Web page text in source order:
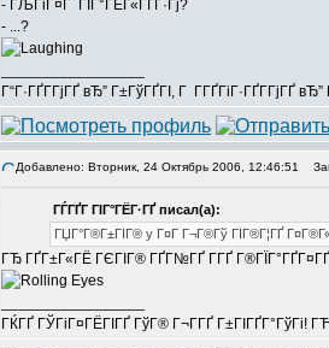
- ГЉГіГ¤Г ГЇГ°ГЁГ«ГҐГ·Гј?
- ...?
Г“Г·ГҐГ­ГјГҐ вЂ” Г±ГўГҐГІ, Г Г­ГҐГіГ·ГҐГ­ГјГҐ
Добавлено: Вторник, 24 Октябрь 2006, 12:46:51
ГЃГҐГ ГІГ°ГЁГ·ГҐ писал(а):
ГЏГ°Г®Г±ГІГ® y Г¤Г Г¬Г®Гў ГІГ®Г¦ГҐ
ГЂ ГҐГ±Г«ГЁ ГЄГІГ® ГҐГ№ГҐ Г­ГҐ
ГЌГҐ ГЎГіГ¤ГЁГІГҐ ГўГ® Г¬Г­ГҐ Г±ГІГҐГ°ГўГі!